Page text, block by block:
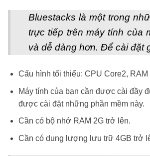
Bluestacks là một trong
trực tiếp trên máy tính của
và dễ dàng hơn. Để cài đặt
Cấu hình tối thiểu: CPU Core2,
Máy tính của bạn cần được cài đầy
được cài đặt những phần mềm này.
Cần có bộ nhớ RAM 2G trở lên.
Cần có dung lượng lưu trữ 4GB trở